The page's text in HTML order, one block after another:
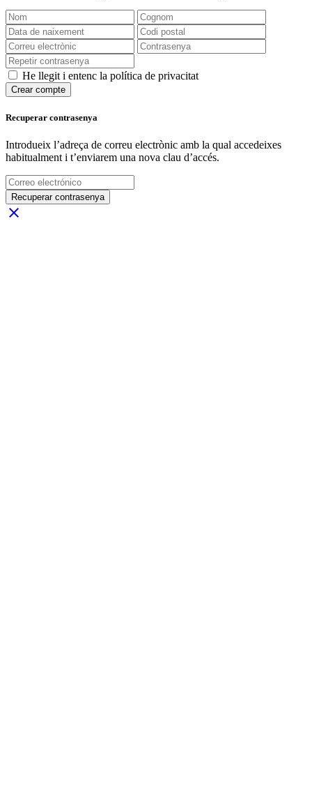
He llegit i entenc la política de privacitat
Crear compte
Recuperar contrasenya
Introdueix l’adreça de correu electrònic amb la qual accedeixes
habitualment i t’enviarem una nova clau d’accés.
Recuperar contrasenya
close